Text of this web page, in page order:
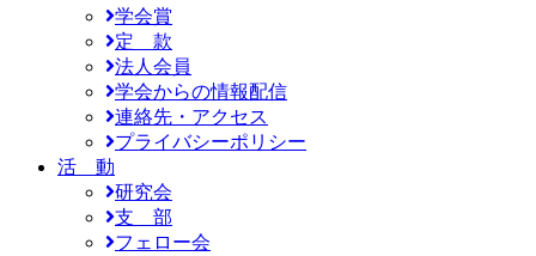
学会賞
定 款
法人会員
学会からの情報配信
連絡先・アクセス
プライバシーポリシー
活 動
研究会
支 部
フェロー会